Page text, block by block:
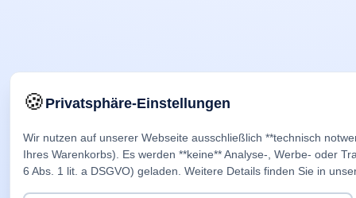
🍪Privatsphäre-Einstellungen
Wir nutzen auf unserer Webseite ausschließlich **technisch
Ihres Warenkorbs). Es werden **keine** Analyse-, Werbe- oder
6 Abs. 1 lit. a DSGVO) geladen. Weitere Details finden Sie in